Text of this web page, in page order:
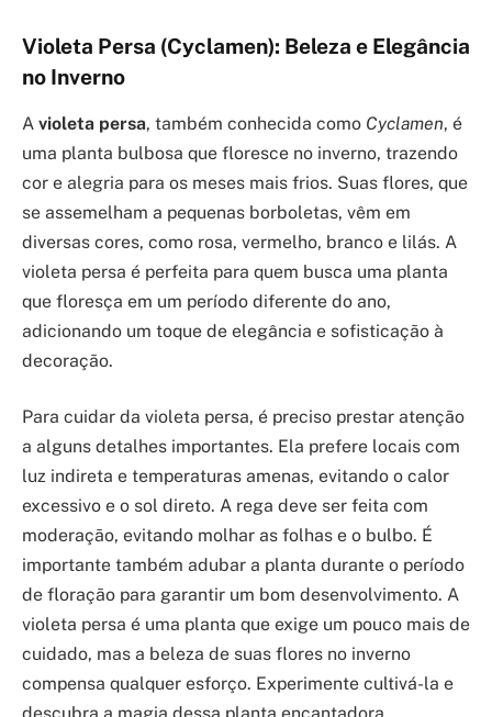
Violeta Persa (Cyclamen): Beleza e Elegância
no Inverno
A violeta persa, também conhecida como Cyclamen, é
uma planta bulbosa que floresce no inverno, trazendo
cor e alegria para os meses mais frios. Suas flores, que
se assemelham a pequenas borboletas, vêm em
diversas cores, como rosa, vermelho, branco e lilás. A
violeta persa é perfeita para quem busca uma planta
que floresça em um período diferente do ano,
adicionando um toque de elegância e sofisticação à
decoração.
Para cuidar da violeta persa, é preciso prestar atenção
a alguns detalhes importantes. Ela prefere locais com
luz indireta e temperaturas amenas, evitando o calor
excessivo e o sol direto. A rega deve ser feita com
moderação, evitando molhar as folhas e o bulbo. É
importante também adubar a planta durante o período
de floração para garantir um bom desenvolvimento. A
violeta persa é uma planta que exige um pouco mais de
cuidado, mas a beleza de suas flores no inverno
compensa qualquer esforço. Experimente cultivá-la e